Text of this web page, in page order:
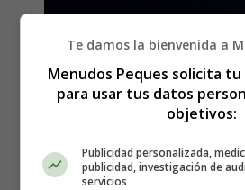
Recursos
sobre los
Te damos la bienvenida a
Menudos Peques solicita
para usar tus datos
objetivos:
Publicidad personalizada,
publicidad, investigación de
servicios